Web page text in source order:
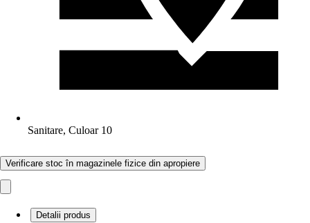
Sanitare, Culoar 10
Verificare stoc în magazinele fizice din apropiere
Detalii produs